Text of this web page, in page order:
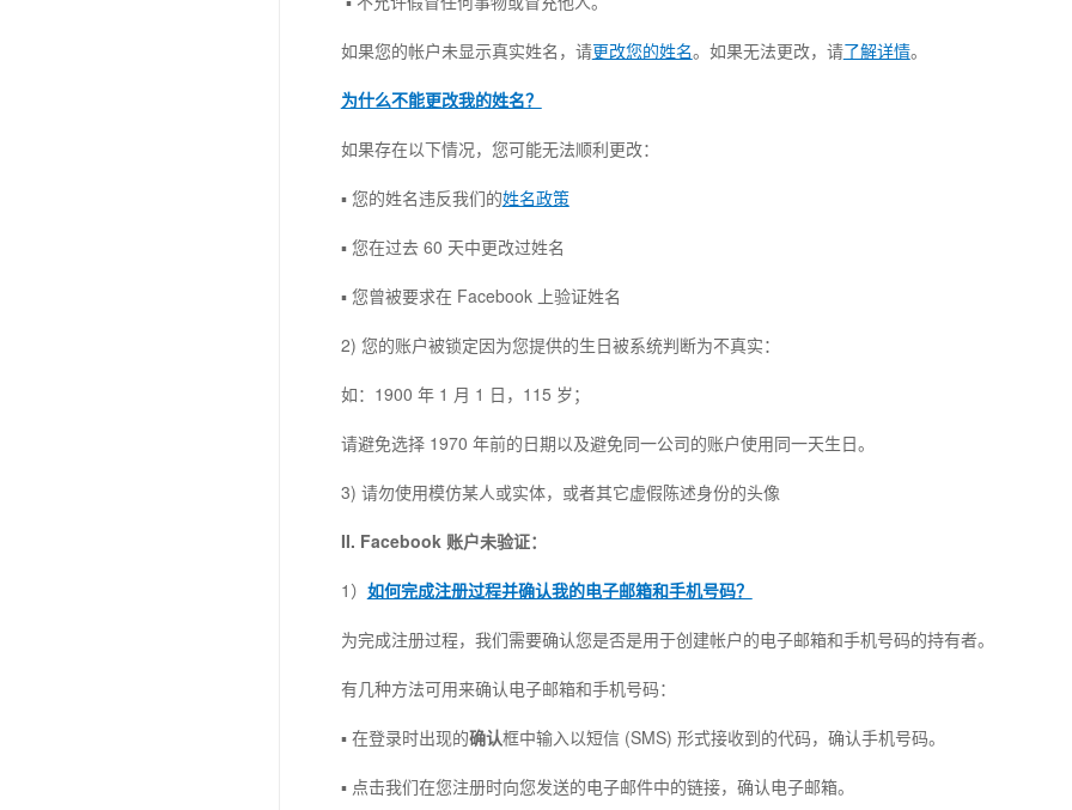
如果您的帐户未显示真实姓名，请更改您的姓名。如果无法更改，请了解详情。
为什么不能更改我的姓名？
如果存在以下情况，您可能无法顺利更改：
▪ 您的姓名违反我们的姓名政策
▪ 您在过去 60 天中更改过姓名
▪ 您曾被要求在 Facebook 上验证姓名
2) 您的账户被锁定因为您提供的生日被系统判断为不真实：
如：1900 年 1 月 1 日，115 岁；
请避免选择 1970 年前的日期以及避免同一公司的账户使用同一天生日。
3) 请勿使用模仿某人或实体，或者其它虚假陈述身份的头像
II. Facebook 账户未验证：
1） 如何完成注册过程并确认我的电子邮箱和手机号码？
为完成注册过程，我们需要确认您是否是用于创建帐户的电子邮箱和手机号码的持有者。
有几种方法可用来确认电子邮箱和手机号码：
▪ 在登录时出现的确认框中输入以短信 (SMS) 形式接收到的代码，确认手机号码。
▪ 点击我们在您注册时向您发送的电子邮件中的链接，确认电子邮箱。